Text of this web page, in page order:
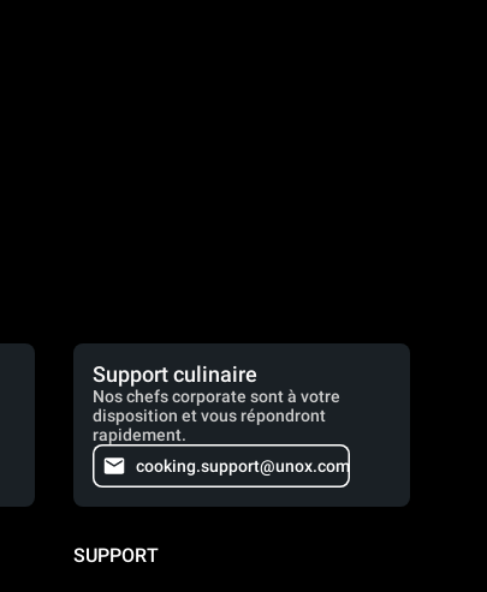
Support culinaire
Nos chefs corporate sont à votre
disposition et vous répondront
rapidement.
cooking.support@unox.com
SUPPORT